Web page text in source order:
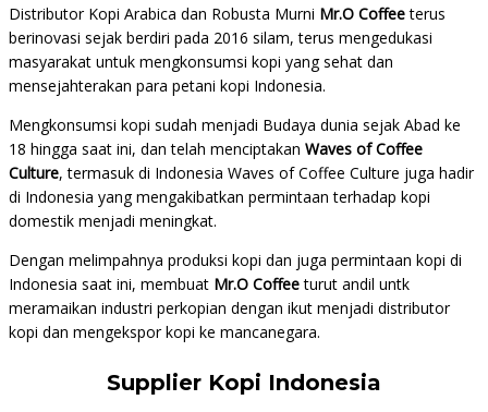
Distributor Kopi Arabica dan Robusta Murni Mr.O Coffeeterus
berinovasi sejak berdiri pada 2016 silam, terus mengedukasi
masyarakat untuk mengkonsumsi kopi yang sehat dan
mensejahterakan para petani kopi Indonesia.
Mengkonsumsi kopi sudah menjadi Budaya dunia sejak Abad ke
18 hingga saat ini, dan telah menciptakan Waves of Coffee
Culture, termasuk di Indonesia Waves of Coffee Culture juga hadir
di Indonesia yang mengakibatkan permintaan terhadap kopi
domestik menjadi meningkat.
Dengan melimpahnya produksi kopi dan juga permintaan kopi di
Indonesia saat ini, membuat Mr.O Coffeeturut andil untk
meramaikan industri perkopian dengan ikut menjadi distributor
kopi dan mengekspor kopi ke mancanegara.
Supplier Kopi Indonesia